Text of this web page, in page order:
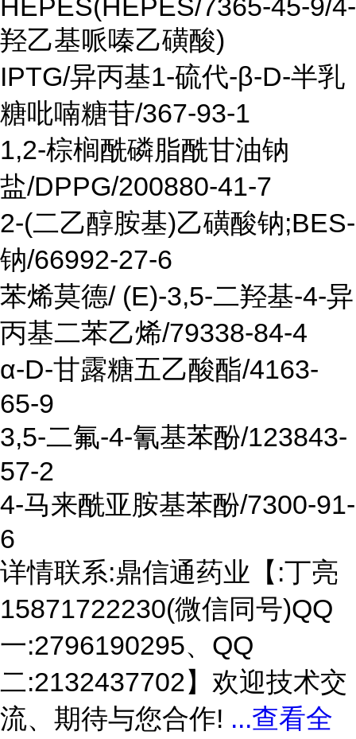
HEPES(HEPES/7365-45-9/4-
羟乙基哌嗪乙磺酸)
IPTG/异丙基1-硫代-β-D-半乳
糖吡喃糖苷/367-93-1
1,2-棕榈酰磷脂酰甘油钠
盐/DPPG/200880-41-7
2-(二乙醇胺基)乙磺酸钠;BES-
钠/66992-27-6
苯烯莫德/ (E)-3,5-二羟基-4-异
丙基二苯乙烯/79338-84-4
α-D-甘露糖五乙酸酯/4163-
65-9
3,5-二氟-4-氰基苯酚/123843-
57-2
4-马来酰亚胺基苯酚/7300-91-
6
详情联系:鼎信通药业【:丁亮
15871722230(微信同号)QQ
一:2796190295、QQ
二:2132437702】欢迎技术交
流、期待与您合作! ...查看全